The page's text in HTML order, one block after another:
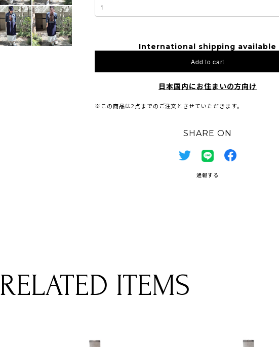
International shipping available
Add to cart
日本国内にお住まいの方向け
※この商品は2点までのご注文とさせていただきます。
SHARE ON
通報する
RELATED ITEMS